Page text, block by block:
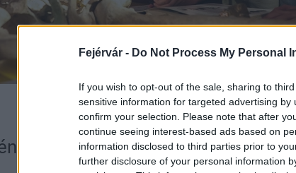
Fejérvár - Do Not Process My Personal
If you wish to opt-out of the sale, sharing to
sensitive information for targeted advertising
confirm your selection. Please note that after
continue seeing interest-based ads based on
information disclosed to third parties prior to
further disclosure of your personal information
vált a Múzeumok éjszakája